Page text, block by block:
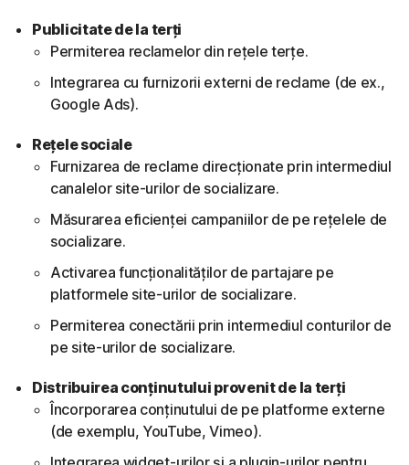
Publicitate de la terți
Permiterea reclamelor din rețele terțe.
Integrarea cu furnizorii externi de reclame (de ex.,
Google Ads).
Rețele sociale
Furnizarea de reclame direcționate prin intermediul
canalelor site-urilor de socializare.
Măsurarea eficienței campaniilor de pe rețelele de
socializare.
Activarea funcționalităților de partajare pe
platformele site-urilor de socializare.
Permiterea conectării prin intermediul conturilor de
pe site-urilor de socializare.
Distribuirea conținutului provenit de la terți
Încorporarea conținutului de pe platforme externe
(de exemplu, YouTube, Vimeo).